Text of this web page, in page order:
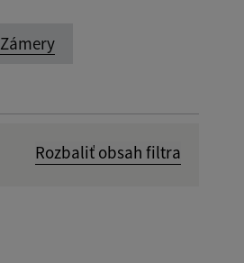
Zámery
Rozbaliť obsah filtra